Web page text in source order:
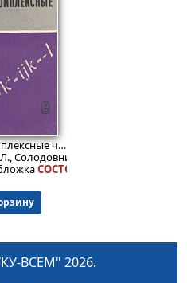
₽
Гиперкомплексные числа.
Солодовников А.С.
СОСТОЯНИЕ: 4+.
ВСЕМ" 2026.